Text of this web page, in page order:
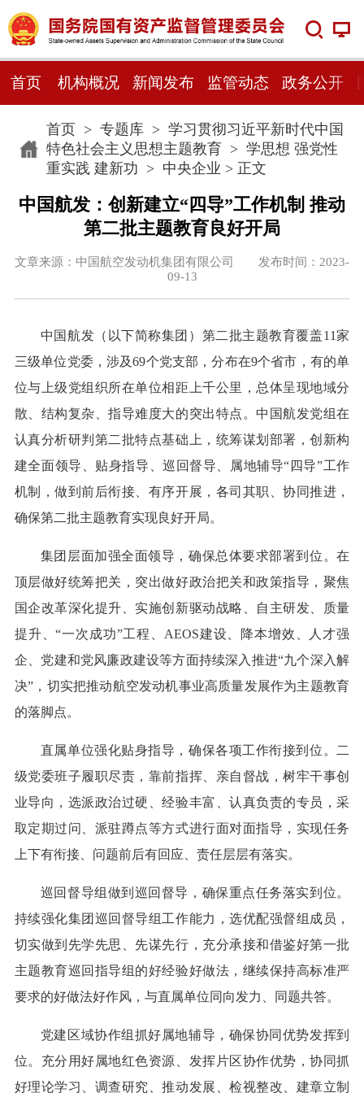
首页 机构概况 新闻发布 监管动态 政务公开
首页> 专题库> 学习贯彻习近平新时代中国
特色社会主义思想主题教育> 学思想 强党性
重实践 建新功 > 中央企业 > 正文
中国航发：创新建立“四导”工作机制 推动
第二批主题教育良好开局
文章来源：中国航空发动机集团有限公司 发布时间：2023-
09-13
中国航发（以下简称集团）第二批主题教育覆盖11家
三级单位党委，涉及69个党支部，分布在9个省市，有的单
位与上级党组织所在单位相距上千公里，总体呈现地域分
散、结构复杂、指导难度大的突出特点。中国航发党组在
认真分析研判第二批特点基础上，统筹谋划部署，创新构
建全面领导、贴身指导、巡回督导、属地辅导“四导”工作
机制，做到前后衔接、有序开展，各司其职、协同推进，
确保第二批主题教育实现良好开局。
集团层面加强全面领导，确保总体要求部署到位。在
顶层做好统筹把关，突出做好政治把关和政策指导，聚焦
国企改革深化提升、实施创新驱动战略、自主研发、质量
提升、“一次成功”工程、AEOS建设、降本增效、人才强
企、党建和党风廉政建设等方面持续深入推进“九个深入解
决”，切实把推动航空发动机事业高质量发展作为主题教育
的落脚点。
直属单位强化贴身指导，确保各项工作衔接到位。二
级党委班子履职尽责，靠前指挥、亲自督战，树牢干事创
业导向，选派政治过硬、经验丰富、认真负责的专员，采
取定期过问、派驻蹲点等方式进行面对面指导，实现任务
上下有衔接、问题前后有回应、责任层层有落实。
巡回督导组做到巡回督导，确保重点任务落实到位。
持续强化集团巡回督导组工作能力，选优配强督组成员，
切实做到先学先思、先谋先行，充分承接和借鉴好第一批
主题教育巡回指导组的好经验好做法，继续保持高标准严
要求的好做法好作风，与直属单位同向发力、同题共答。
党建区域协作组抓好属地辅导，确保协同优势发挥到
位。充分用好属地红色资源、发挥片区协作优势，协同抓
好理论学习、调查研究、推动发展、检视整改、建章立制